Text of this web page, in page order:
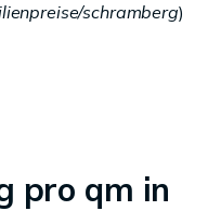
schramberg)
pro qm in